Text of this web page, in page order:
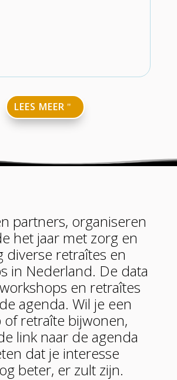
LEES MEER
partners, organiseren
het jaar met zorg en
diverse retraîtes en
in Nederland. De data
en retraîtes
agenda. Wil je een
retraîte bijwonen,
link naar de agenda
dat je interesse
beter, er zult zijn.